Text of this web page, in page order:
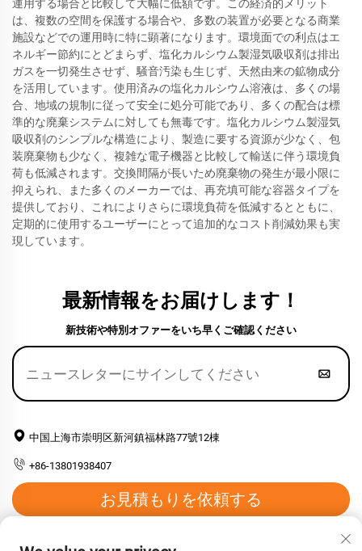
運用する場合と比較して大幅に低額です。この経済的メリット
は、複数の空間を保護する場合や、多数の装置が必要となる商業
施設などでの運用時に特に顕著になります。環境面での利点はエ
ネルギー節約にとどまらず、塩化カルシウム製湿気吸収剤は排出
ガスを一切発生させず、騒音汚染も生じず、天然由来の鉱物成分
を活用しています。使用済みの塩化カルシウム溶液は、多くの場
合、地域の規制に従って安全に処分可能であり、多くの配合は標
準的な廃棄システムに対しても無毒です。塩化カルシウム製湿気
吸収剤のシンプルな構造により、製造に要する資源が少なく、包
装廃棄物も少なく、複雑な電子機器と比較して輸送に伴う環境負
荷も低減されます。交換間隔が長いため廃棄物の発生が最小限に
抑えられ、また多くのメーカーでは、再充填可能な容器タイプを
提供しており、これによりさらに環境負荷を低減するとともに、
定期的に使用するユーザーにとって追加的なコスト削減効果も実
現しています。
最新情報をお届けします！
新技術や特別オファーをいち早くご確認ください
中国上海市崇明区新河鎮福林路77號12棟
+86-13801938407
お見積もりを依頼する